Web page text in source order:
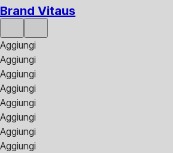
Brand Vitaus
Aggiungi
Aggiungi
Aggiungi
Aggiungi
Aggiungi
Aggiungi
Aggiungi
Aggiungi